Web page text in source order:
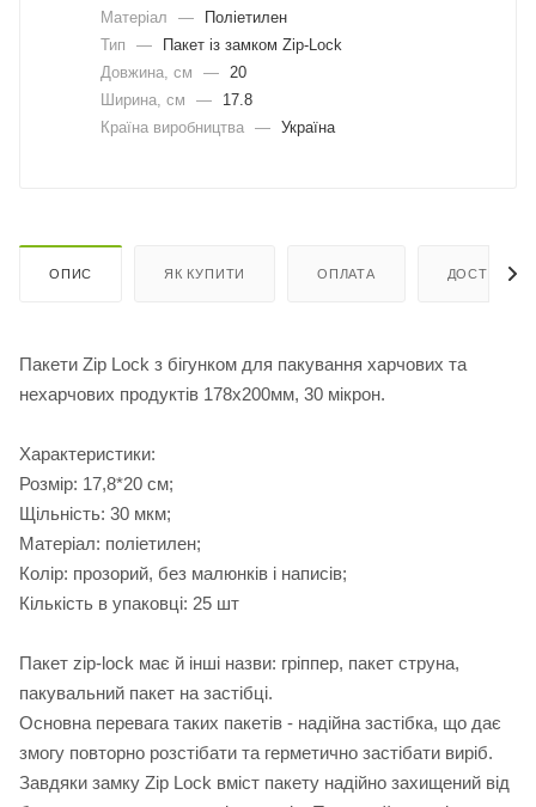
Матеріал
—
Поліетилен
Тип
—
Пакет із замком Zip-Lock
Довжина, cм
—
20
Ширина, cм
—
17.8
Країна виробництва — Україна
ОПИС ЯК КУПИТИ ОПЛАТА ДОСТАВКА
Пакети Zip Lock з бігунком для пакування харчових та
нехарчових продуктів 178х200мм, 30 мікрон.
Характеристики:
Розмір: 17,8*20 см;
Щільність: 30 мкм;
Матеріал: поліетилен;
Колір: прозорий, без малюнків і написів;
Кількість в упаковці: 25 шт
Пакет zip-lock має й інші назви: гріппер, пакет струна,
пакувальний пакет на застібці.
Основна перевага таких пакетів - надійна застібка, що дає
змогу повторно розстібати та герметично застібати виріб.
Завдяки замку Zip Lock вміст пакету надійно захищений від